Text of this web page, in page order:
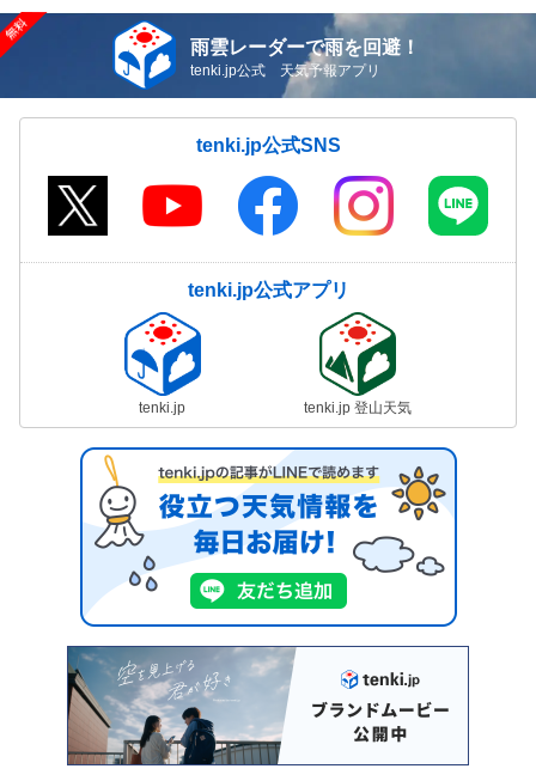
雨雲レーダーで雨を回避！
tenki.jp公式 天気予報アプリ
tenki.jp公式SNS
tenki.jp公式アプリ
tenki.jp tenki.jp 登山天気